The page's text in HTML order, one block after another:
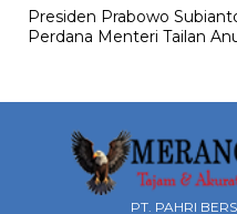
Presiden Prabowo
Perdana Menteri Tailan
PT. PAHRI